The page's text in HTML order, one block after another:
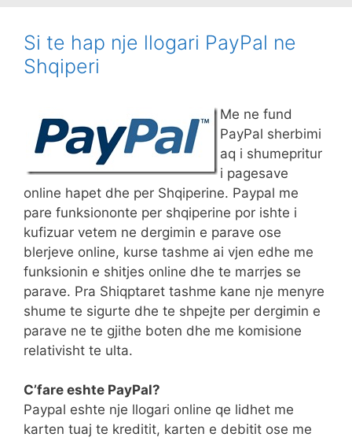
Si te hap nje llogari PayPal ne
Shqiperi
Me ne fund
PayPal sherbimi
aq i shumepritur
i pagesave
online hapet dhe per Shqiperine. Paypal me
pare funksiononte per shqiperine por ishte i
kufizuar vetem ne dergimin e parave ose
blerjeve online, kurse tashme ai vjen edhe me
funksionin e shitjes online dhe te marrjes se
parave. Pra Shiqptaret tashme kane nje menyre
shume te sigurte dhe te shpejte per dergimin e
parave ne te gjithe boten dhe me komisione
relativisht te ulta.
C’fare eshte PayPal?
Paypal eshte nje llogari online qe lidhet me
karten tuaj te kreditit, karten e debitit ose me